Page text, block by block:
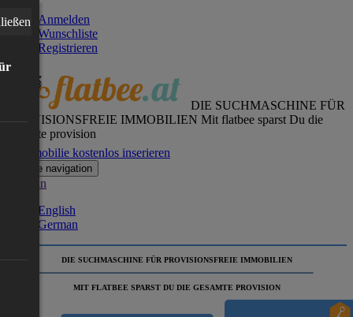
Anmelden
Wunschliste
Registrieren
DIE SUCHMASCHINE FÜR
PROVISIONSFREIE IMMOBILIEN Mit flatbee sparst Du die
gesamte provision
Immobilie kostenlos inserieren
Toggle navigation
German
English
German
DIE SUCHMASCHINE FÜR PROVISIONSFREIE IMMOBILIEN
MIT FLATBEE SPARST DU DIE GESAMTE PROVISION